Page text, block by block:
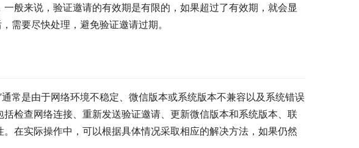
般来说，验证邀请的有效期是有限的，如果超过了有效期，就会显
需要尽快处理，避免验证邀请过期。
常是由于网络环境不稳定、微信版本或系统版本不兼容以及系统错误
检查网络连接、重新发送验证邀请、更新微信版本和系统版本、联
在实际操作中，可以根据具体情况采取相应的解决方法，如果仍然